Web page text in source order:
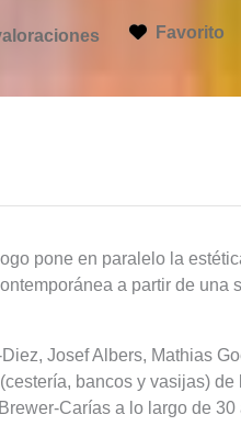
Favorito
pone en paralelo la
a partir de una
Josef Albers, Mathias
bancos y vasijas)
Carías a lo largo de